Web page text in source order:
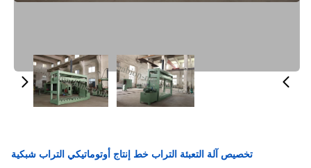
تخصيص آلة التعبئة التراب خط إنتاج أوتوماتيكي التراب شبكية